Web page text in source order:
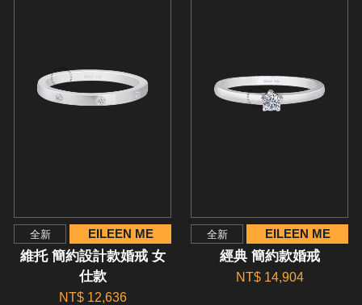
全新 EILEEN ME
維托 簡約設計款婚戒 女
仕款
NT$ 12,636
全新 EILEEN ME
經典 簡約款婚戒
NT$ 14,904